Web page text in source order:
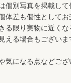
個別写真を掲載し
体差も個性としてお
る限り実物に近く
える場合もござい
になる点などござ